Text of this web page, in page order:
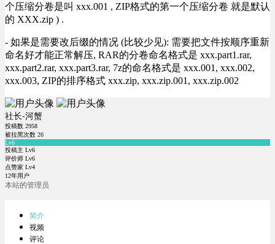
个压缩分卷是叫 xxx.001 , ZIP格式的第一个压缩分卷 就是默认
的 XXX.zip ) .
- 如果是需要改后缀的情况 (比较少见): 需要把文件按顺序重新
命名好才能正常解压, RAR的分卷命名格式是 xxx.part1.rar,
xxx.part2.rar, xxx.part3.rar, 7z的命名格式是 xxx.001, xxx.002,
xxx.003, ZIP的排序格式 xxx.zip, xxx.zip.001, xxx.zip.002
社长-河蟹
投稿数 2958
被拉黑次数 26
Lv6
投稿主 Lv6
评价师 Lv6
点赞家 Lv4
12年用户
本站的管理员
简介
视频
评论